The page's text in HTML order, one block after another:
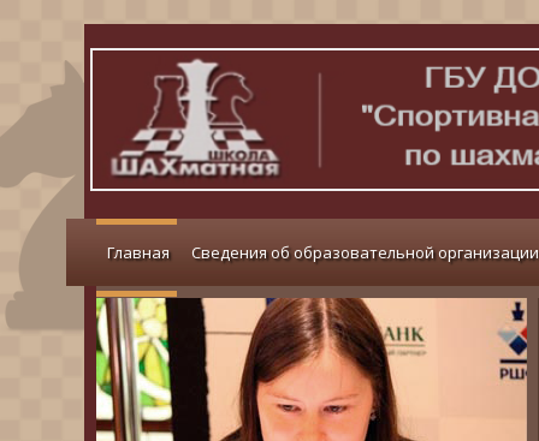
Главная Сведения об образовательной организации